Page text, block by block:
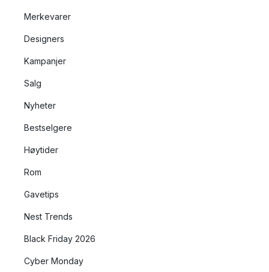
Merkevarer
Designers
Kampanjer
Salg
Nyheter
Bestselgere
Høytider
Rom
Gavetips
Nest Trends
Black Friday 2026
Cyber Monday